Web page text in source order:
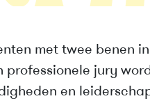
met twee benen
jury
en